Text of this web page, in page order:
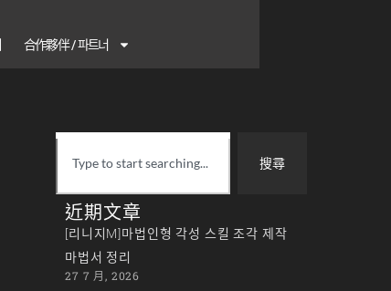
合作夥伴 / 파트너
搜尋
近期文章
[리니지M]마법인형 각성 스킬 조각 제작
마법서 정리
27 7 月, 2026